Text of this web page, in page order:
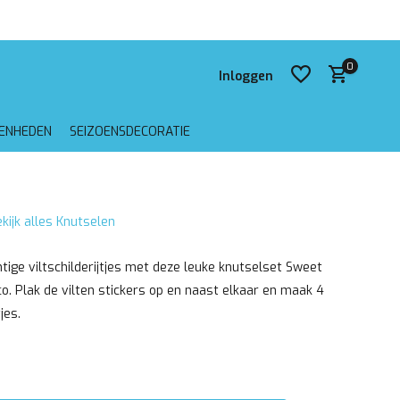
Inloggen
0
SEIZOENSDECORATIE
alles Knutselen
viltschilderijtjes met deze leuke knutselset Sweet
Plak de vilten stickers op en naast elkaar en maak 4